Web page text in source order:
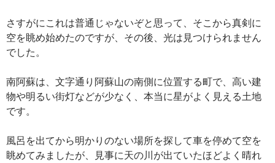
さすがにこれは普通じゃないぞと思って、そこから真剣に
空を眺め始めたのですが、その後、光は見つけられません
でした。
南阿蘇は、文字通り阿蘇山の南側に位置する町で、高い建
物や明るい街灯などが少なく、本当に星がよく見える土地
です。
風呂を出てから明かりのない場所を探して車を停めて空を
眺めてみましたが、見事に天の川が出ていたほどよく晴れ